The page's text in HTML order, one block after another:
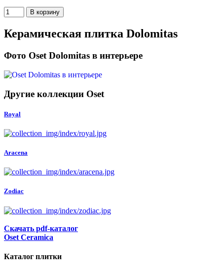
Керамическая плитка Dolomitas
Фото Oset Dolomitas в интерьере
Другие коллекции Oset
Royal
Aracena
Zodiac
Скачать pdf-каталог
Oset Ceramica
Каталог плитки